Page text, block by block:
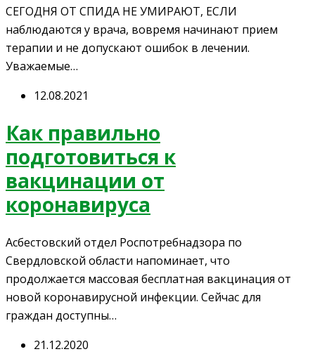
CЕГОДНЯ ОТ СПИДА НЕ УМИРАЮТ, ЕСЛИ
наблюдаются у врача, вовремя начинают прием
терапии и не допускают ошибок в лечении.
Уважаемые…
12.08.2021
Как правильно
подготовиться к
вакцинации от
коронавируса
Асбестовский отдел Роспотребнадзора по
Свердловской области напоминает, что
продолжается массовая бесплатная вакцинация от
новой коронавирусной инфекции. Сейчас для
граждан доступны…
21.12.2020